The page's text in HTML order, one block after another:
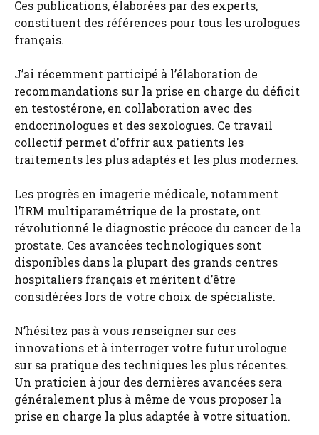
Ces publications, élaborées par des experts,
constituent des références pour tous les urologues
français.
J’ai récemment participé à l’élaboration de
recommandations sur la prise en charge du déficit
en testostérone, en collaboration avec des
endocrinologues et des sexologues. Ce travail
collectif permet d’offrir aux patients les
traitements les plus adaptés et les plus modernes.
Les progrès en imagerie médicale, notamment
l’IRM multiparamétrique de la prostate, ont
révolutionné le diagnostic précoce du cancer de la
prostate. Ces avancées technologiques sont
disponibles dans la plupart des grands centres
hospitaliers français et méritent d’être
considérées lors de votre choix de spécialiste.
N’hésitez pas à vous renseigner sur ces
innovations et à interroger votre futur urologue
sur sa pratique des techniques les plus récentes.
Un praticien à jour des dernières avancées sera
généralement plus à même de vous proposer la
prise en charge la plus adaptée à votre situation.